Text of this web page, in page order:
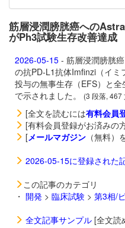
筋層浸潤膀胱癌への
がPh3試験生存改善達成
2026-05-15 - 筋層浸潤膀胱
の抗PD-L1抗体Imfinzi（イミ
投与の無事生存（EFS）と
で示されました。
(3 段落, 467
[全文を読むには有料会員
[有料会員登録がお済みの
[メールマガジン （無料
2026-05-15に登録された
この記事のカテゴリ
・ 開発 > 臨床試験 > 第3相/
全文記事サンプル [全文読